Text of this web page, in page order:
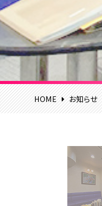
HOME お知らせ